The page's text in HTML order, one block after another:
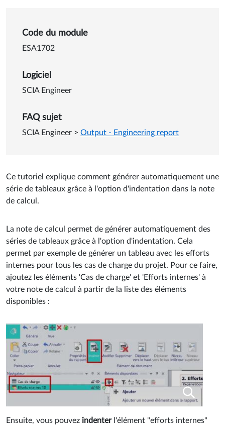
Détails sur utilisation de
Code du module
ESA1702
Logiciel
SCIA Engineer
FAQ sujet
SCIA Engineer > Output - Engineering report
Ce tutoriel explique comment générer automatiquement une
série de tableaux grâce à l'option d'indentation dans la note
de calcul.
La note de calcul permet de générer automatiquement des
séries de tableaux grâce à l'option d'indentation. Cela
permet par exemple de générer un tableau avec les efforts
internes pour tous les cas de charge du projet. Pour ce faire,
ajoutez les éléments 'Cas de charge' et 'Efforts internes' à
votre note de calcul à partir de la liste des éléments
disponibles :
Ensuite, vous pouvez indenter l'élément "efforts internes"